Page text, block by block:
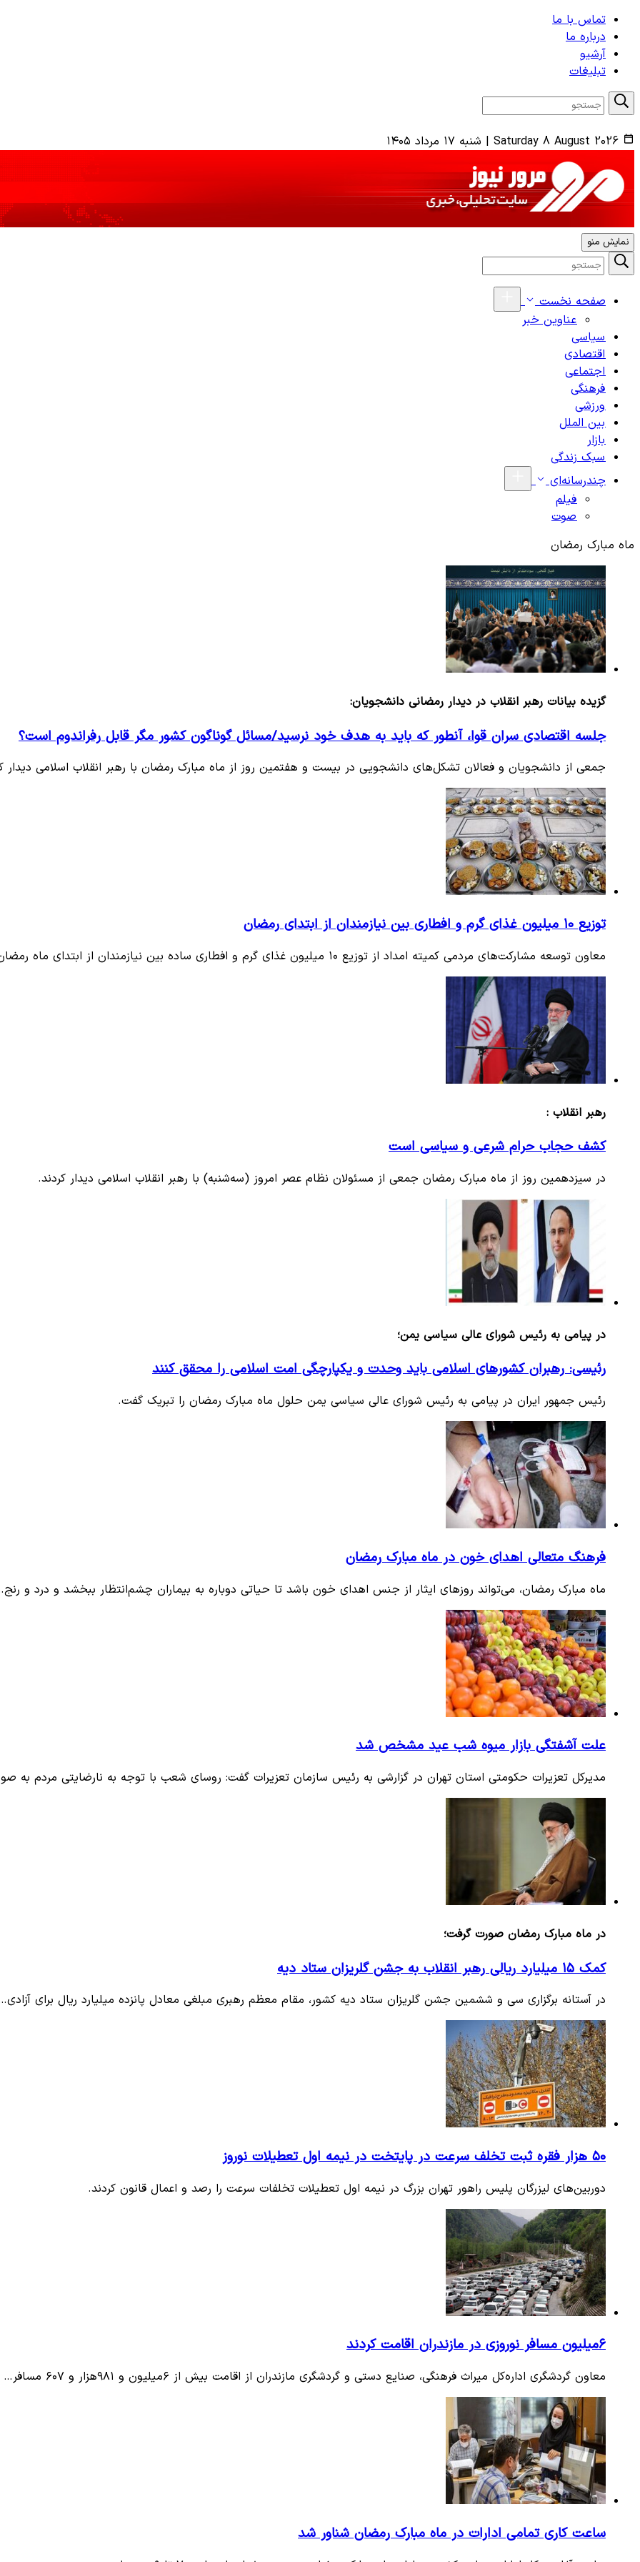
تماس با ما
درباره ما
آرشیو
تبلیغات
Saturday 8 August 2026
| شنبه ۱۷ مرداد ۱۴۰۵
نمایش منو
صفحه نخست
عناوین خبر
سیاسی
اقتصادی
اجتماعی
فرهنگی
ورزشی
بین الملل
بازار
سبک زندگی
چندرسانه‌ای
فیلم
صوت
ماه مبارک رمضان
گزیده بیانات رهبر انقلاب در دیدار رمضانی دانشجویان:
جلسه اقتصادی سران قوا، آنطور که باید به هدف خود نرسید/مسائل گوناگون کشور مگر قابل رفراندوم است؟
جمعی از دانشجویان و فعالان تشکل‌های دانشجویی در بیست و هفتمین روز از ماه مبارک رمضان با رهبر انقلاب اسلامی دیدار
توزیع ۱۰ میلیون غذای گرم و افطاری بین نیازمندان از ابتدای رمضان
معاون توسعه مشارکت‌های مردمی کمیته امداد از توزیع ۱۰ میلیون غذای گرم و افطاری ساده بین نیازمندان از ابتدای ماه رمضان…
رهبر انقلاب :
کشف حجاب حرام شرعی و سیاسی است
در سیزدهمین روز از ماه مبارک رمضان جمعی از مسئولان نظام عصر امروز (سه‌شنبه) با رهبر انقلاب اسلامی دیدار کردند.
در پیامی به رئیس شورای عالی سیاسی یمن؛
رئیسی: رهبران کشورهای اسلامی باید وحدت و یکپارچگی امت اسلامی را محقق کنند
رئیس جمهور ایران در پیامی به رئیس شورای عالی سیاسی یمن حلول ماه مبارک رمضان را تبریک گفت.
فرهنگ متعالی اهدای خون در ماه مبارک رمضان
ماه مبارک رمضان، می‌تواند روزهای ایثار از جنس اهدای خون باشد تا حیاتی دوباره به بیماران چشم‌انتظار ببخشد و درد و
علت آشفتگی بازار میوه شب عید مشخص شد
مدیرکل تعزیرات حکومتی استان تهران در گزارشی به رئیس سازمان تعزیرات گفت: روسای شعب با توجه به نارضایتی مردم به
در ماه مبارک رمضان صورت گرفت؛
کمک ۱۵ میلیارد ریالی رهبر انقلاب به جشن گلریزان ستاد دیه
در آستانه برگزاری سی و ششمین جشن گلریزان ستاد دیه کشور، مقام معظم رهبری مبلغی معادل پانزده میلیارد ریال برای
۵۰ هزار فقره ثبت تخلف سرعت در پایتخت در نیمه اول تعطیلات نوروز
دوربین‌های لیزرگان پلیس راهور تهران بزرگ در نیمه اول تعطیلات تخلفات سرعت را رصد و اعمال قانون کردند.
۶میلیون مسافر نوروزی در مازندران اقامت کردند
معاون گردشگری اداره‌کل میراث فرهنگی، صنایع دستی و گردشگری مازندران از اقامت بیش از ۶میلیون و ۹۸۱هزار و ۶۰۷ مسافر…
ساعت کاری تمامی ادارات در ماه مبارک رمضان شناور شد